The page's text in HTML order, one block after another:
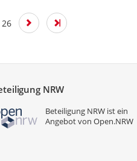
NRW
Beteiligung NRW ist ein
Angebot vonOpen.NRW